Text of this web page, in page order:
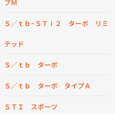
プＭ
Ｓ／ｔｂ−ＳＴｉ２ ターボ リミ
テッド
Ｓ／ｔｂ ターボ
Ｓ／ｔｂ ターボ タイプＡ
ＳＴＩ スポーツ